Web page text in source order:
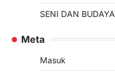
SENI DAN BUDAYA
Meta
Masuk